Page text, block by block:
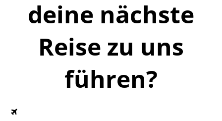
deine nächste
Reise zu uns
führen?